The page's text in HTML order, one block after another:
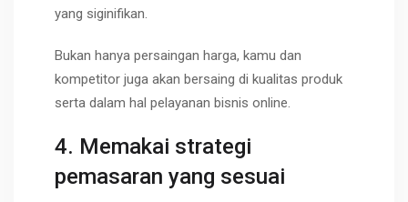
yang siginifikan.
Bukan hanya persaingan harga, kamu dan
kompetitor juga akan bersaing di kualitas produk
serta dalam hal pelayanan bisnis online.
4. Memakai strategi
pemasaran yang sesuai